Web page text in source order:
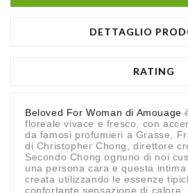
DETTAGLIO
RATING
Beloved For Woman di Amouage
floreale vivace e fresco, con
da famosi profumieri a Grasse,
di Christopher Chong, direttore
Secondo Chong ognuno di noi
una persona cara e questa
creata utilizzando le essenze
confortante sensazione di calore,